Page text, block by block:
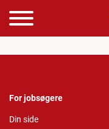
For jobsøgere
Din side